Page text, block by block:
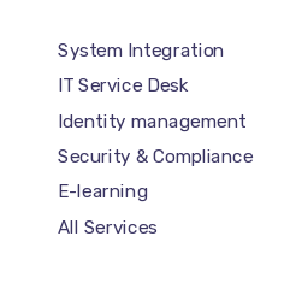
System Integration
IT Service Desk
Identity management
Security & Compliance
E-learning
All Services